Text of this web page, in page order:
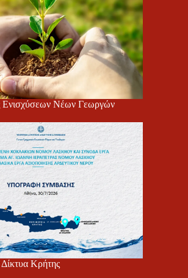
Ενισχύσεων Νέων Γεωργών
Κρήτης